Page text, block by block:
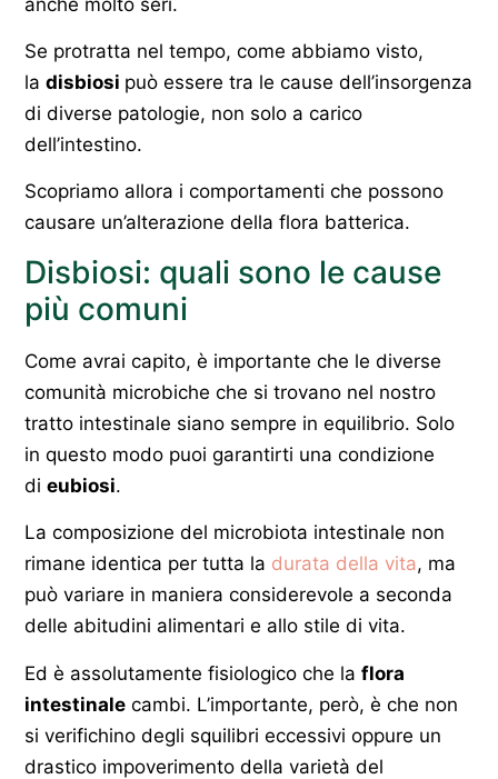
Se protratta nel tempo, come abbiamo visto,
la disbiosi può essere tra le cause dell’insorgenza
di diverse patologie, non solo a carico
dell’intestino.
Scopriamo allora i comportamenti che possono
causare un’alterazione della flora batterica.
Disbiosi: quali sono le cause
più comuni
Come avrai capito, è importante che le diverse
comunità microbiche che si trovano nel nostro
tratto intestinale siano sempre in equilibrio. Solo
in questo modo puoi garantirti una condizione
di eubiosi.
La composizione del microbiota intestinale non
rimane identica per tutta la durata della vita, ma
può variare in maniera considerevole a seconda
delle abitudini alimentari e allo stile di vita.
Ed è assolutamente fisiologico che la flora
intestinale cambi. L’importante, però, è che non
si verifichino degli squilibri eccessivi oppure un
drastico impoverimento della varietà del